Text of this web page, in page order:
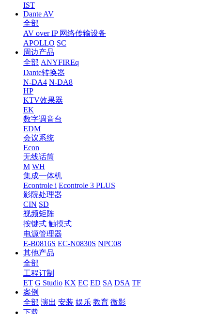
IST
Dante AV
全部
AV over IP 网络传输设备
APOLLO SC
周边产品
全部 ANYFIREq
Dante转换器
N-DA4 N-DA8
HP
KTV效果器
EK
数字调音台
EDM
会议系统
Econ
无线话筒
M WH
集成一体机
Econtrole i Econtrole 3 PLUS
影院处理器
CIN SD
视频矩阵
按键式 触摸式
电源管理器
E-B0816S EC-N0830S NPC08
其他产品
全部
工程订制
ET G Studio KX EC ED SA DSA TF
案例
全部 演出 安装 娱乐 教育 微影
下载